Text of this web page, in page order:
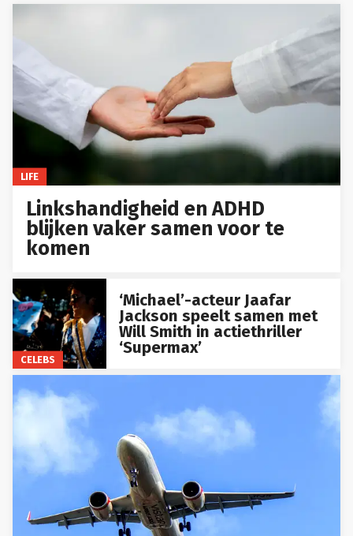
LIFE
Linkshandigheid en ADHD
blijken vaker samen voor te
komen
CELEBS
‘Michael’-acteur Jaafar
Jackson speelt samen met
Will Smith in actiethriller
‘Supermax’